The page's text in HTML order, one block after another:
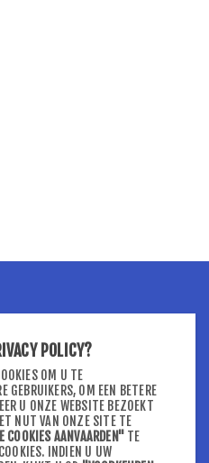
POLICY?
OM U TE
GEBRUIKERS, OM EEN BETERE
U ONZE WEBSITE BEZOEKT
NUT VAN ONZE SITE TE
COOKIES AANVAARDEN" TE
INDIEN U UW